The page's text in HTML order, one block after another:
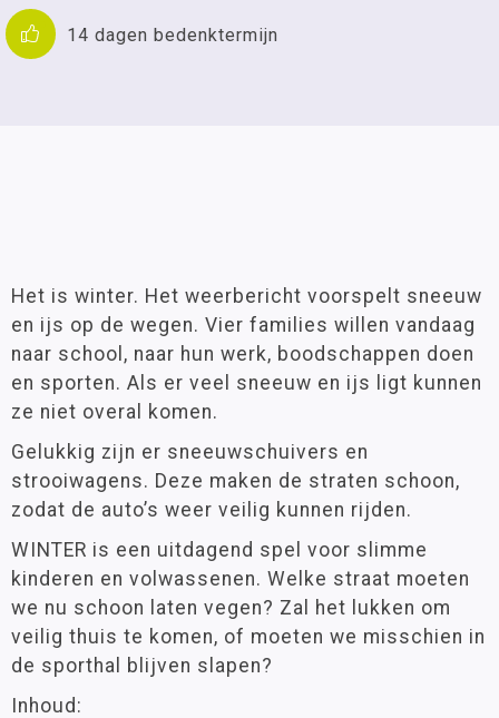
14 dagen bedenktermijn
Het is winter. Het weerbericht voorspelt sneeuw
en ijs op de wegen. Vier families willen vandaag
naar school, naar hun werk, boodschappen doen
en sporten. Als er veel sneeuw en ijs ligt kunnen
ze niet overal komen.
Gelukkig zijn er sneeuwschuivers en
strooiwagens. Deze maken de straten schoon,
zodat de auto’s weer veilig kunnen rijden.
WINTER is een uitdagend spel voor slimme
kinderen en volwassenen. Welke straat moeten
we nu schoon laten vegen? Zal het lukken om
veilig thuis te komen, of moeten we misschien in
de sporthal blijven slapen?
Inhoud: